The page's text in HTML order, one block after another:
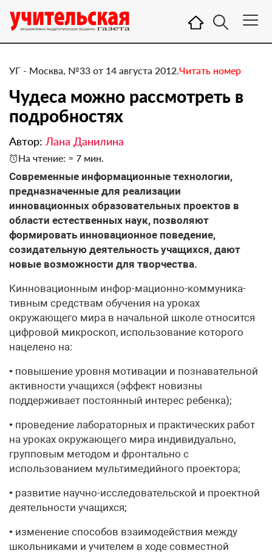
УГ - Москва, №33 от 14 августа 2012.Читать номер
Чудеса можно рассмотреть в
подробностях
Автор: Лана Данилина
На чтение: ≈ 7 мин.
Современные информационные технологии,
предназначенные для реализации
инновационных образовательных проектов в
области естественных наук, позволяют
формировать инновационное поведение,
созидательную деятельность учащихся, дают
новые возможности для творчества.
Кинновационным инфор-мационно-коммуника-
тивным средствам обучения на уроках
окружающего мира в начальной школе относится
цифровой микроскоп, использование которого
нацелено на:
• повышение уровня мотивации и познавательной
активности учащихся (эффект новизны
поддерживает постоянный интерес ребенка);
• проведение лабораторных и практических работ
на уроках окружающего мира индивидуально,
групповым методом и фронтально с
использованием мультимедийного проектора;
• развитие научно-исследовательской и проектной
деятельности учащихся;
• изменение способов взаимодействия между
школьниками и учителем в ходе совместной